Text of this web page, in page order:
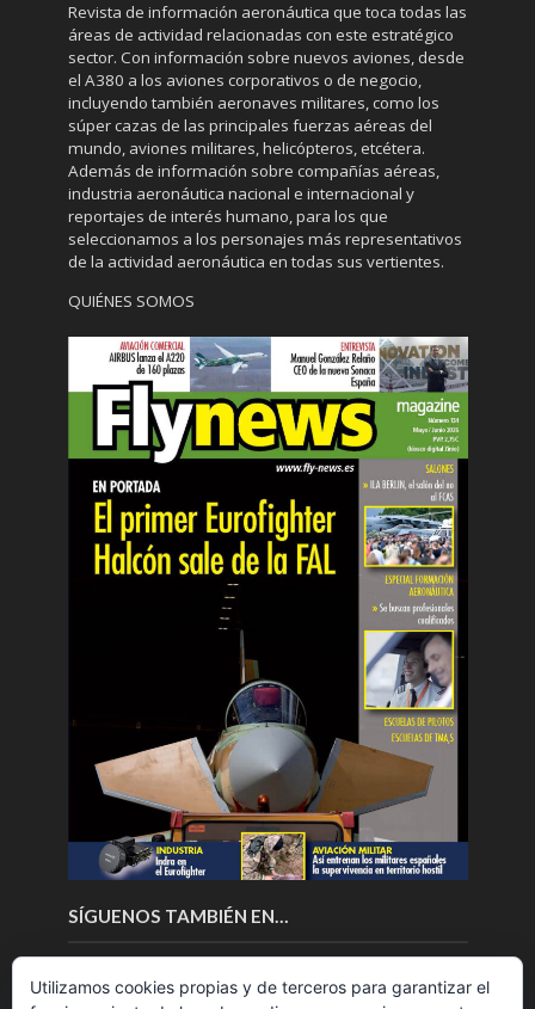
Revista de información aeronáutica que toca todas las
áreas de actividad relacionadas con este estratégico
sector. Con información sobre nuevos aviones, desde
el A380 a los aviones corporativos o de negocio,
incluyendo también aeronaves militares, como los
súper cazas de las principales fuerzas aéreas del
mundo, aviones militares, helicópteros, etcétera.
Además de información sobre compañías aéreas,
industria aeronáutica nacional e internacional y
reportajes de interés humano, para los que
seleccionamos a los personajes más representativos
de la actividad aeronáutica en todas sus vertientes.
QUIÉNES SOMOS
SÍGUENOS TAMBIÉN EN…
Utilizamos cookies propias y de terceros para garantizar el